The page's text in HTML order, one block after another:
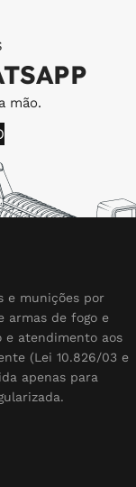
mão.
e munições por
armas de fogo e
e atendimento aos
(Lei 10.826/03 e
apenas para